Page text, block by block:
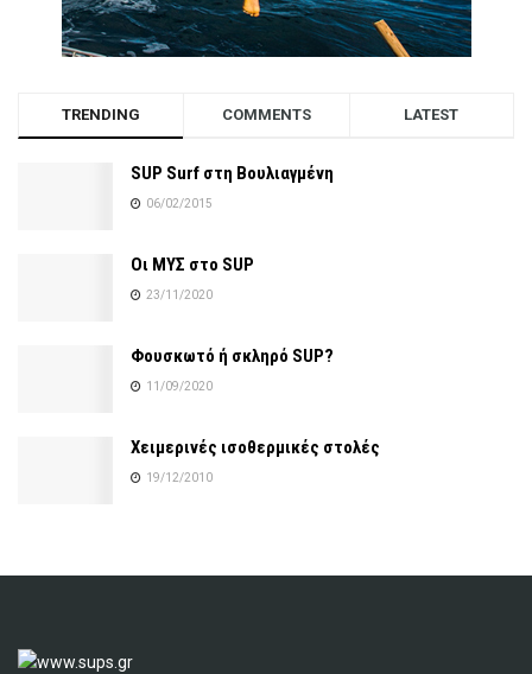
TRENDING COMMENTS LATEST
SUP Surf στη Βουλιαγμένη
06/02/2015
Οι ΜΥΣ στο SUP
23/11/2020
Φουσκωτό ή σκληρό SUP?
11/09/2020
Χειμερινές ισοθερμικές στολές
19/12/2010